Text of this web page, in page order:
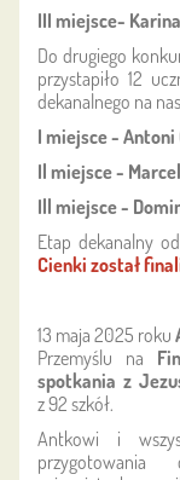
III miejsce-
Do drugiego
przystapiło 12
dekanalnego na
I miejsce - Antoni
Il miejsce -
Ill miejsce -
Etap dekanalny
Cienki został
13 maja 2025 roku
Przemyślu na
spotkania z
z 92 szkół.
Antkowi i
przygotowania